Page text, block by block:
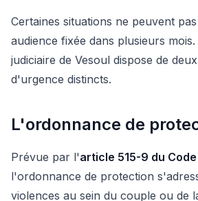
Certaines situations ne peuvent
audience fixée dans plusieurs
judiciaire de Vesoul dispose de
d'urgence distincts.
L'ordonnance de
Prévue par l'article 515-9 du
l'ordonnance de protection
violences au sein du couple ou de